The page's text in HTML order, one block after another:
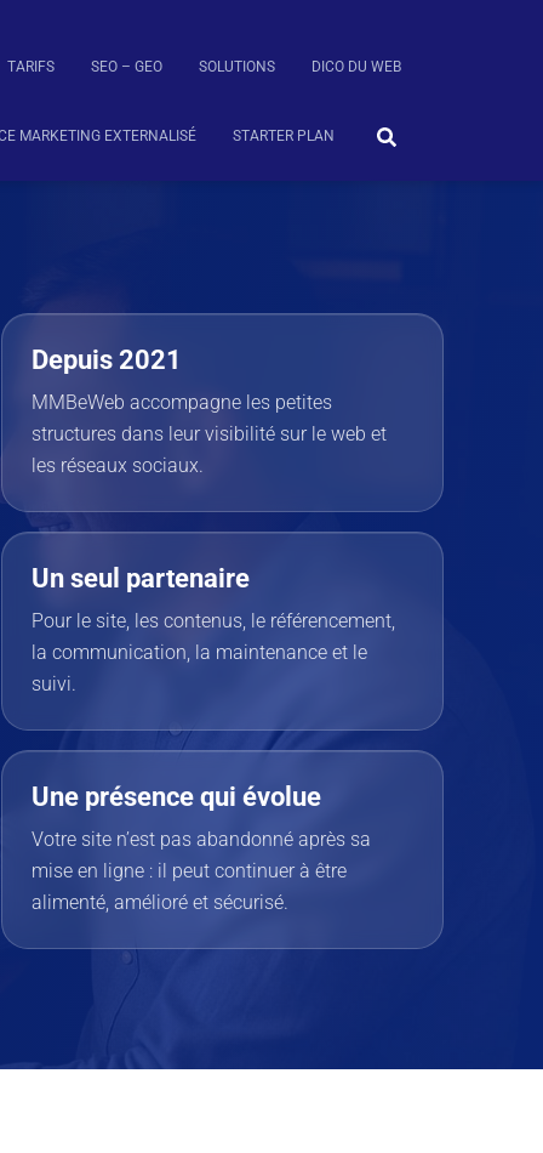
TARIFS SEO – GEO SOLUTIONS DICO DU WEB
MARKETING EXTERNALISÉ STARTER PLAN
Depuis 2021
MMBeWeb accompagne les petites
structures dans leur visibilité sur le web et
les réseaux sociaux.
Un seul partenaire
Pour le site, les contenus, le référencement,
la communication, la maintenance et le
suivi.
Une présence qui évolue
Votre site n’est pas abandonné après sa
mise en ligne : il peut continuer à être
alimenté, amélioré et sécurisé.